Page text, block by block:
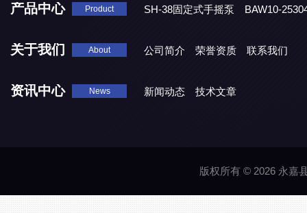
产品中心 Product SH-38固定式手摇泵
BAW10-
关于我们 About 公司简介 荣誉资质 联系我们
资讯中心 News 新闻动态 技术文章
版权所有 © 2026 永嘉